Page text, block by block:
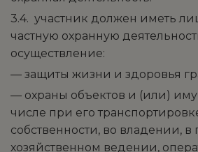
3.4. участник должен иметь
частную охранную
осуществление:
— защиты жизни и здоровья
— охраны объектов и (или)
числе при его
собственности, во владении, в
хозяйственном ведении,